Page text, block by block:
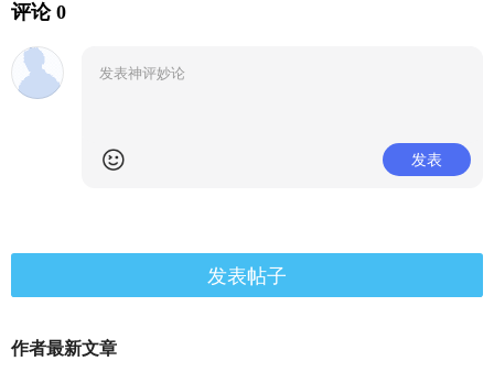
评论 0
发表
发表帖子
作者最新文章